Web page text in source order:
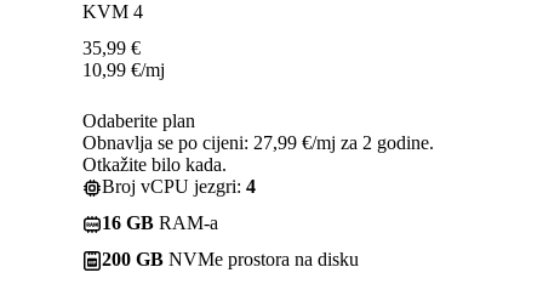
KVM 4
35,99 €
10,99 €/mj
Odaberite plan
Obnavlja se po cijeni: 27,99 €/mj za 2 godine.
Otkažite bilo kada.
Broj vCPU jezgri: 4
16 GB RAM-a
200 GB NVMe prostora na disku